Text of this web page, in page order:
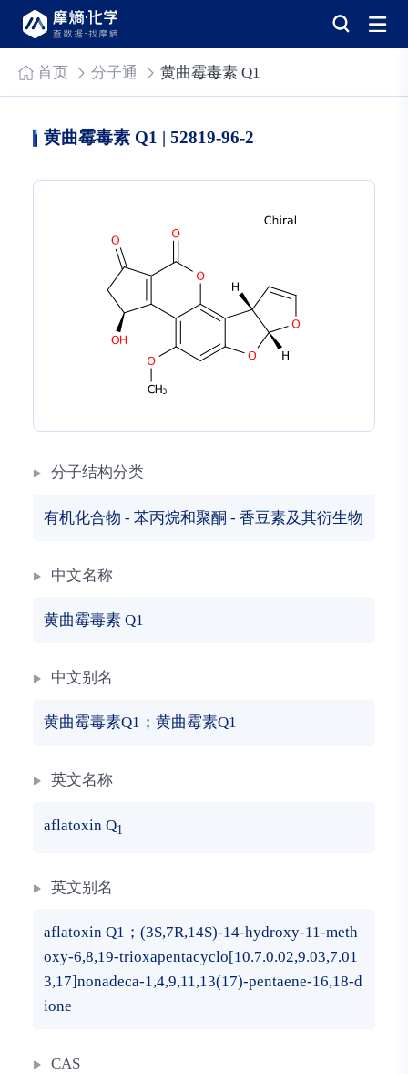
首页 分子通 黄曲霉毒素 Q1
黄曲霉毒素 Q1 | 52819-96-2
分子结构分类
有机化合物 - 苯丙烷和聚酮 - 香豆素及其衍生物
中文名称
黄曲霉毒素 Q1
中文别名
黄曲霉毒素Q1；黄曲霉素Q1
英文名称
aflatoxin Q1
英文别名
aflatoxin Q1；(3S,7R,14S)-14-hydroxy-11-meth
oxy-6,8,19-trioxapentacyclo[10.7.0.02,9.03,7.01
3,17]nonadeca-1,4,9,11,13(17)-pentaene-16,18-d
ione
CAS